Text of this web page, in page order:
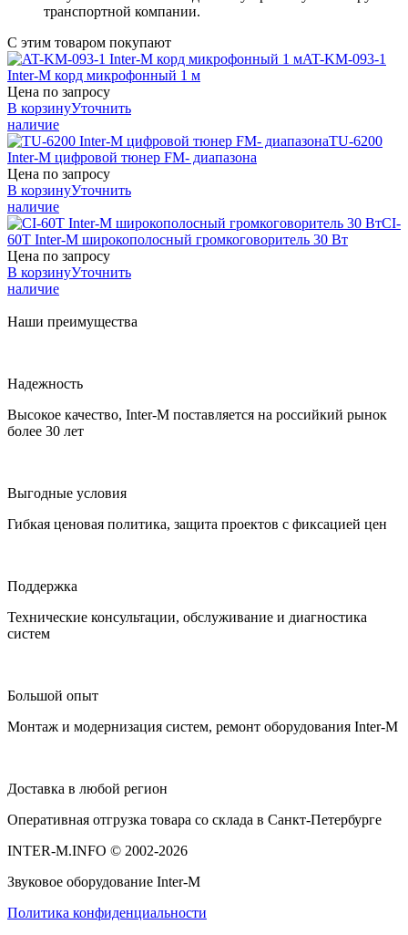
транспортной компании.
С этим товаром покупают
AT-KM-093-1
Inter-M корд микрофонный 1 м
Цена по запросу
В корзинуУточнить
наличие
TU-6200
Inter-M цифровой тюнер FM- диапазона
Цена по запросу
В корзинуУточнить
наличие
CI-
60T Inter-M широкополосный громкоговоритель 30 Вт
Цена по запросу
В корзинуУточнить
наличие
Наши преимущества
Надежность
Высокое качество, Inter-M поставляется на российкий рынок
более 30 лет
Выгодные условия
Гибкая ценовая политика, защита проектов с фиксацией цен
Поддержка
Технические консультации, обслуживание и диагностика
систем
Большой опыт
Монтаж и модернизация систем, ремонт оборудования Inter-M
Доставка в любой регион
Оперативная отгрузка товара со склада в Санкт-Петербурге
INTER-M.INFO © 2002-2026
Звуковое оборудование Inter-M
Политика конфиденциальности